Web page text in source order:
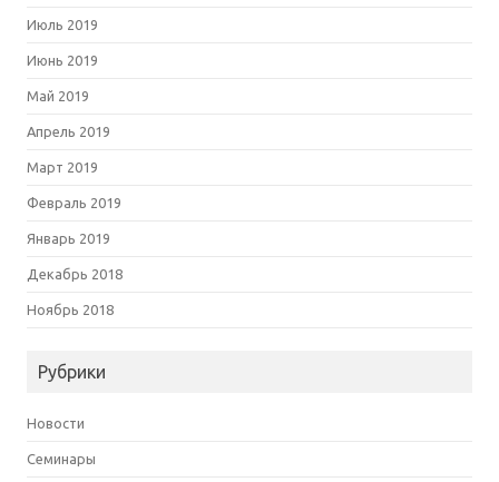
Июль 2019
Июнь 2019
Май 2019
Апрель 2019
Март 2019
Февраль 2019
Январь 2019
Декабрь 2018
Ноябрь 2018
Рубрики
Новости
Семинары